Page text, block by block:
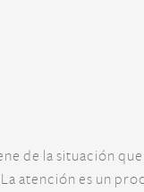
de la situación
atención es un